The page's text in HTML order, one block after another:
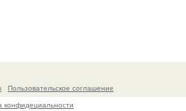
Пользовательское соглашение
конфидециальности